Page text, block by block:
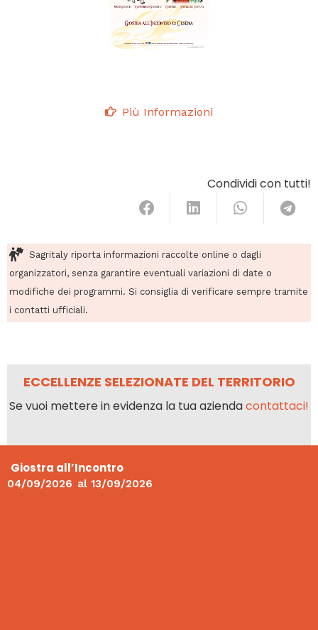
Più Informazioni
Condividi con tutti!
Sagritaly riporta informazioni raccolte online o dagli
organizzatori, senza garantire eventuali variazioni di date o
modifiche dei programmi. Si consiglia di verificare sempre tramite
i contatti ufficiali.
ECCELLENZE SELEZIONATE DEL TERRITORIO
Se vuoi mettere in evidenza la tua aziendacontattaci!
Giostra all’Incontro
04/09/2026 al 13/09/2026